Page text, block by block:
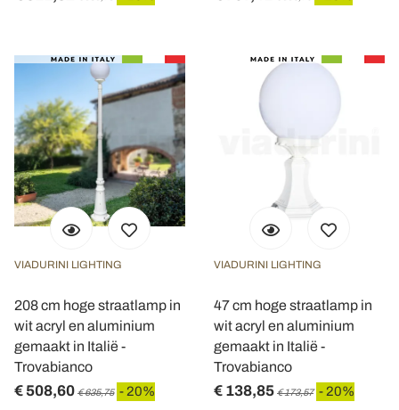
VIADURINI LIGHTING
208 cm hoge straatlamp in
wit acryl en aluminium
gemaakt in Italië -
Trovabianco
€ 508,60 € 635,75 - 20%
VIADURINI LIGHTING
47 cm hoge straatlamp in
wit acryl en aluminium
gemaakt in Italië -
Trovabianco
€ 138,85 € 173,57 - 20%